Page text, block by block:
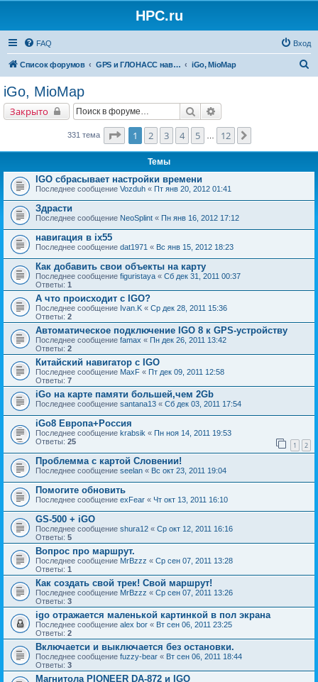
HPC.ru
FAQ Вход
Список форумов GPS и ГЛОНАСС навигация и оборудование для навигации iGo, MioMap
iGo, MioMap
Закрыто Поиск
331 тема Страница1 из
1 2 3 4 5 12
Темы
IGO сбрасывает настройки времени
Последнее сообщение Vozduh « Пт янв 20, 2012 01:41
Здрасти
Последнее сообщение NeoSplint « Пн янв 16, 2012 17:12
навигация в ix55
Последнее сообщение dat1971 « Вс янв 15, 2012 18:23
Как добавить свои объекты на карту
Последнее сообщение figuristaya « Сб дек 31, 2011 00:37
Ответы: 1
А что происходит с IGO?
Последнее сообщение Ivan.K « Ср дек 28, 2011 15:36
Ответы: 2
Автоматическое подключение IGO 8 к GPS-устройству
Последнее сообщение famax « Пн дек 26, 2011 13:42
Ответы: 2
Китайский навигатор с IGO
Последнее сообщение MaxF « Пт дек 09, 2011 12:58
Ответы: 7
iGo на карте памяти большей,чем 2Gb
Последнее сообщение santana13 « Сб дек 03, 2011 17:54
iGo8 Европа+Россия
Последнее сообщение krabsik « Пн ноя 14, 2011 19:53
Ответы: 25 1 2
Проблемма с картой Словении!
Последнее сообщение seelan « Вс окт 23, 2011 19:04
Помогите обновить
Последнее сообщение exFear « Чт окт 13, 2011 16:10
GS-500 + iGO
Последнее сообщение shura12 « Ср окт 12, 2011 16:16
Ответы: 5
Вопрос про маршрут.
Последнее сообщение MrBzzz « Ср сен 07, 2011 13:28
Ответы: 1
Как создать свой трек! Свой маршрут!
Последнее сообщение MrBzzz « Ср сен 07, 2011 13:26
Ответы: 3
igo отражается маленькой картинкой в пол экрана
Последнее сообщение alex bor « Вт сен 06, 2011 23:25
Ответы: 2
Включаетси и выключается без остановки.
Последнее сообщение fuzzy-bear « Вт сен 06, 2011 18:44
Ответы: 3
Магнитола PIONEER DA-872 и IGO